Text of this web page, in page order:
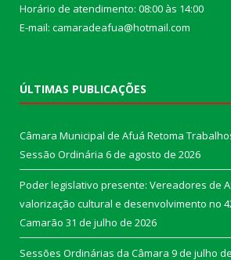
Horário de atendimento: 08:00 às 14:00
E-mail: camaradeafua@hotmail.com
ÚLTIMAS PUBLICAÇÕES
Câmara Municipal de Afuá Retoma
Sessão Ordinária 6 de agosto de 2026
Poder legislativo presente: Vereadores de
valorização cultural e desenvolvimento no
Camarão 31 de julho de 2026
Sessões Ordinárias da Câmara 9 de julho